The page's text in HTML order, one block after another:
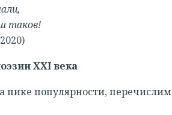
таков!
XXI века
пике популярности, перечислим